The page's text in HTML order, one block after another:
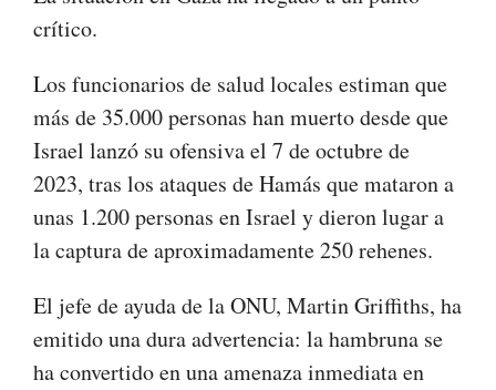
crítico.
Los funcionarios de salud locales estiman que
más de 35.000 personas han muerto desde que
Israel lanzó su ofensiva el 7 de octubre de
2023, tras los ataques de Hamás que mataron a
unas 1.200 personas en Israel y dieron lugar a
la captura de aproximadamente 250 rehenes.
El jefe de ayuda de la ONU, Martin Griffiths, ha
emitido una dura advertencia: la hambruna se
ha convertido en una amenaza inmediata en